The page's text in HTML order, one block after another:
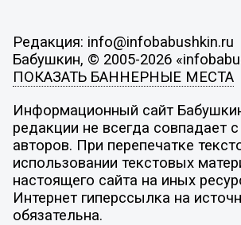
Редакция: info@infobabushkin.ru
Бабушкин, © 2005-2026
ПОКАЗАТЬ БАННЕРНЫЕ МЕСТА
Информационный сайт
редакции не всегда совпадает
авторов. При перепечатке
использовании текстовых
настоящего сайта на иных
Интернет гиперссылка на
обязательна.